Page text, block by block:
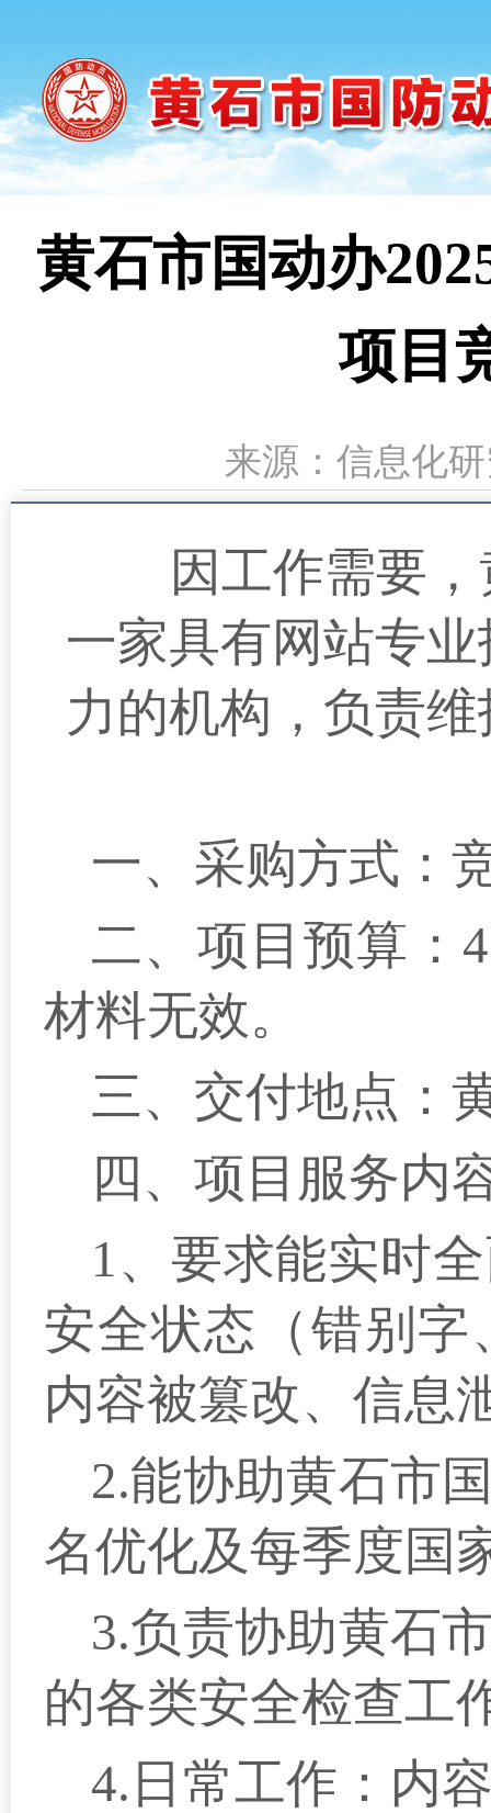
黄石市国动办
项目
来源：信息化
因工作需要，
一家具有网站专
力的机构，负责
一、采购方式：
二、项目预算：
材料无效。
三、交付地点：
四、项目服务内
1、要求能实时
安全状态（错别
内容被篡改、信息
2.能协助黄石市
名优化及每季度国
3.负责协助黄石
的各类安全检查工
4.日常工作：内